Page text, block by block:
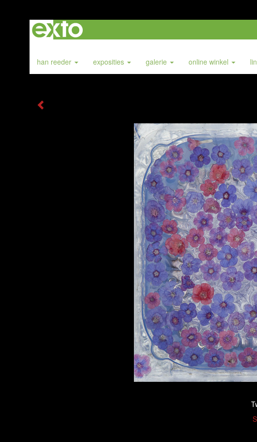
han reeder exposities galerie online winkel